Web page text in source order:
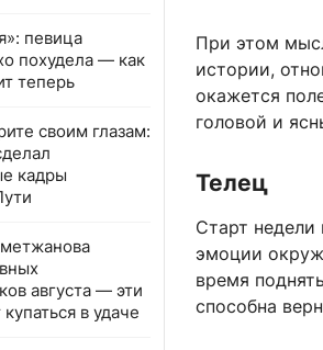
певица
похудела — как
теперь
своим глазам:
кадры
августа — эти
в удаче
При этом
истории,
окажется
головой и
Телец
Старт недели
эмоции
время
способна